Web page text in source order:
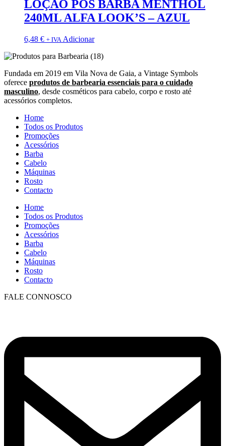
LOÇÃO PÓS BARBA MENTHOL
240ML ALFA LOOK’S – AZUL
6,48 € + IVA Adicionar
Fundada em 2019 em Vila Nova de Gaia, a Vintage Symbols
oferece produtos de barbearia essenciais para o cuidado
masculino, desde cosméticos para cabelo, corpo e rosto até
acessórios completos.
Home
Todos os Produtos
Promoções
Acessórios
Barba
Cabelo
Máquinas
Rosto
Contacto
Home
Todos os Produtos
Promoções
Acessórios
Barba
Cabelo
Máquinas
Rosto
Contacto
FALE CONNOSCO